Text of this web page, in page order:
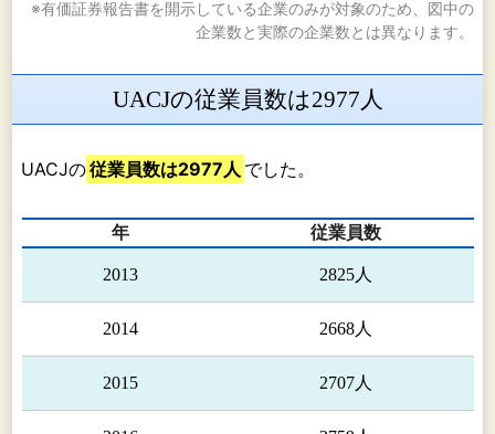
※有価証券報告書を開示している企業のみが対象のため、図中の
企業数と実際の企業数とは異なります。
UACJの従業員数は2977人
UACJの従業員数は2977人 でした。
年 従業員数
2013 2825人
2014 2668人
2015 2707人